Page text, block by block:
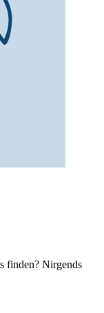
finden? Nirgends